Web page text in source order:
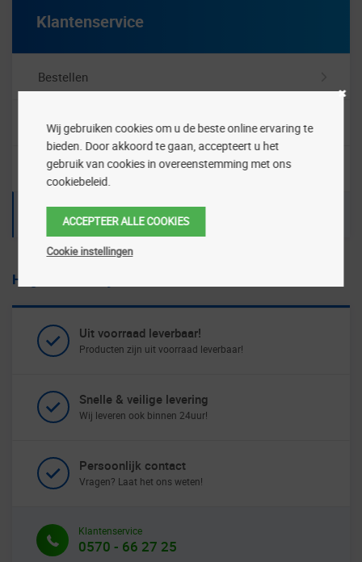
Klantenservice
Bestellen
Betalen
Bezorgen
Veelgestelde vragen
Hoge persoonlijke service
Uit voorraad leverbaar!
Producten zijn uit voorraad leverbaar!
Snelle & veilige levering
Wij leveren ook binnen 24uur!
Persoonlijk contact
Vragen? Laat het ons weten!
Klantenservice
0570 - 66 27 25
Wij gebruiken cookies om u de beste online ervaring te
bieden. Door akkoord te gaan, accepteert u het
gebruik van cookies in overeenstemming met ons
cookiebeleid.
ACCEPTEER ALLE COOKIES
Cookie instellingen